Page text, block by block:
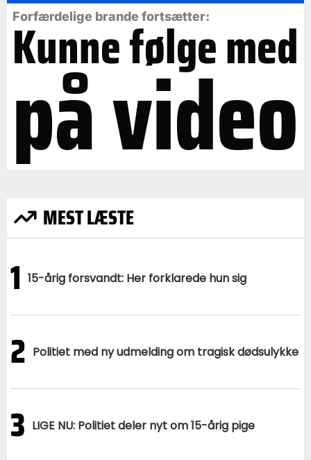
Forfærdelige brande fortsætter:
Kunne følge med
på video
MEST LÆSTE
1 15-årig forsvandt: Her forklarede hun sig
2 Politiet med ny udmelding om tragisk dødsulykke
3 LIGE NU: Politiet deler nyt om 15-årig pige